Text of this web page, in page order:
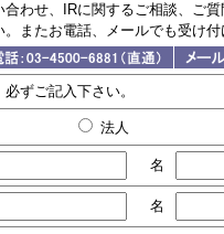
わせ、IRに関するご相談、ご
またお電話、メールでも受け
ずご記入下さい。
法人
名
名